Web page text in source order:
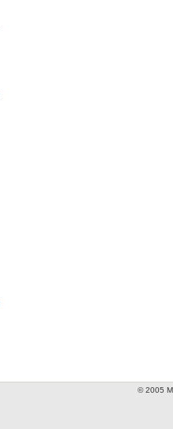
© 2005